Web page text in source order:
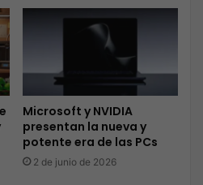
Microsoft y NVIDIA
presentan la nueva y
potente era de las PCs
2 de junio de 2026